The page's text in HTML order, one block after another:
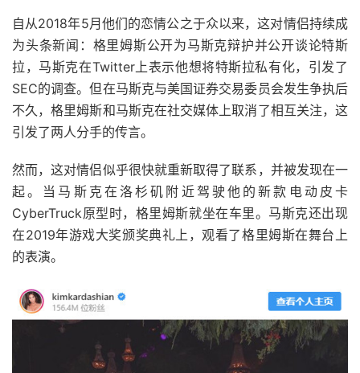
自从2018年5月他们的恋情公之于众以来，这对情侣持续成
为头条新闻：格里姆斯公开为马斯克辩护并公开谈论特斯
拉，马斯克在Twitter上表示他想将特斯拉私有化，引发了
SEC的调查。但在马斯克与美国证券交易委员会发生争执后
不久，格里姆斯和马斯克在社交媒体上取消了相互关注，这
引发了两人分手的传言。
然而，这对情侣似乎很快就重新取得了联系，并被发现在一
起。当马斯克在洛杉矶附近驾驶他的新款电动皮卡
CyberTruck原型时，格里姆斯就坐在车里。马斯克还出现
在2019年游戏大奖颁奖典礼上，观看了格里姆斯在舞台上
的表演。